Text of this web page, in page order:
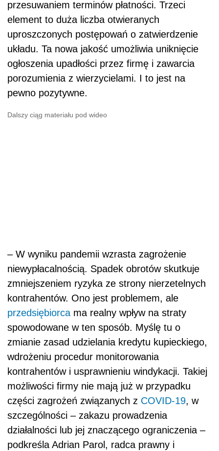
przesuwaniem terminów płatności. Trzeci
element to duża liczba otwieranych
uproszczonych postępowań o zatwierdzenie
układu. Ta nowa jakość umożliwia uniknięcie
ogłoszenia upadłości przez firmę i zawarcia
porozumienia z wierzycielami. I to jest na
pewno pozytywne.
Dalszy ciąg materiału pod wideo
– W wyniku pandemii wzrasta zagrożenie
niewypłacalnością. Spadek obrotów skutkuje
zmniejszeniem ryzyka ze strony nierzetelnych
kontrahentów. Ono jest problemem, ale
przedsiębiorca ma realny wpływ na straty
spowodowane w ten sposób. Myślę tu o
zmianie zasad udzielania kredytu kupieckiego,
wdrożeniu procedur monitorowania
kontrahentów i usprawnieniu windykacji. Takiej
możliwości firmy nie mają już w przypadku
części zagrożeń związanych z COVID-19, w
szczególności – zakazu prowadzenia
działalności lub jej znaczącego ograniczenia –
podkreśla Adrian Parol, radca prawny i